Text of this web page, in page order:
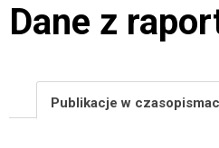
Dane z
Publikacje w